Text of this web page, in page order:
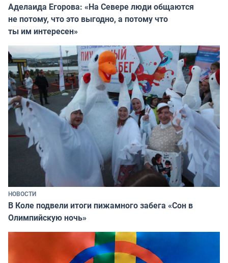
Аделаида Егорова: «На Севере люди общаются
не потому, что это выгодно, а потому что
ты им интересен»
НОВОСТИ
В Коле подвели итоги пижамного забега «Сон в
Олимпийскую ночь»